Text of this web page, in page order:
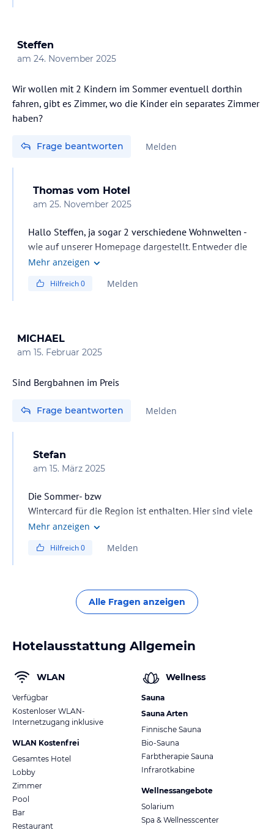
mit freundlichen Grüßen!
Steffen
am 24. November 2025
Wir wollen mit 2 Kindern im Sommer eventuell dorthin
fahren, gibt es Zimmer, wo die Kinder ein separates Zimmer
haben?
Frage beantworten Melden
Thomas vom Hotel
am 25. November 2025
Hallo Steffen, ja sogar 2 verschiedene Wohnwelten -
wie auf unserer Homepage dargestellt. Entweder die
Retro-Wohnwelt oder die modern-Alpine Wohnwelt.
Homepage, dann Angebot abwarten, vergleichen,
Mehr anzeigen
Hilfreich0 Melden
MICHAEL
am 15. Februar 2025
Sind Bergbahnen im Preis
Frage beantworten Melden
Stefan
am 15. März 2025
Die Sommer- bzw
Wintercard für die Region ist enthalten. Hier sind viele
Bergbahnen integriert.
Mehr anzeigen
Hilfreich0 Melden
Alle Fragen anzeigen
Hotelausstattung Allgemein
WLAN
Verfügbar
Kostenloser WLAN-
Internetzugang inklusive
WLAN Kostenfrei
Gesamtes Hotel
Lobby
Zimmer
Pool
Bar
Restaurant
Wellness
Sauna
Sauna Arten
Finnische Sauna
Bio-Sauna
Farbtherapie Sauna
Infrarotkabine
Wellnessangebote
Solarium
Spa & Wellnesscenter